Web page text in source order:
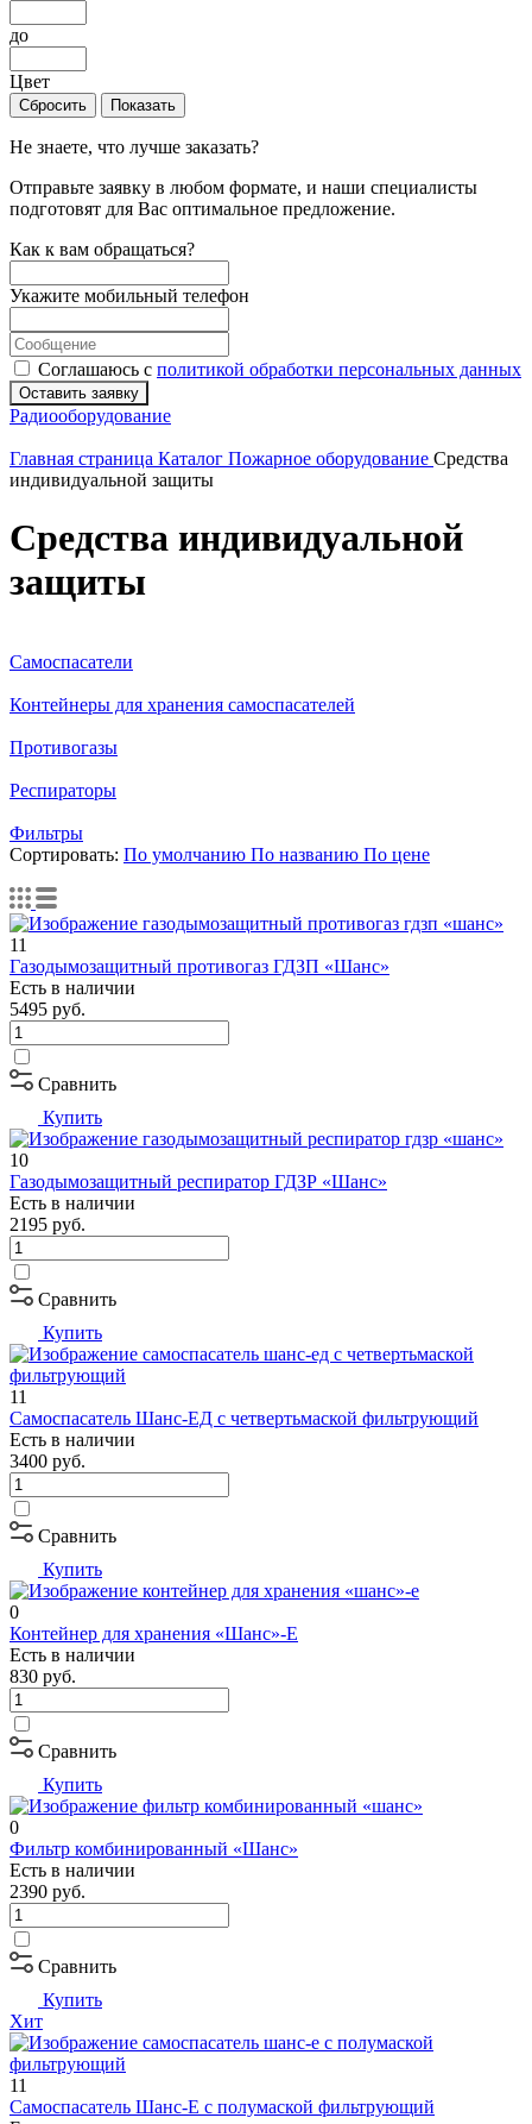
до
Цвет
Сбросить Показать
Не знаете, что лучше заказать?
Отправьте заявку в любом формате, и наши специалисты
подготовят для Вас оптимальное предложение.
Как к вам обращаться?
Укажите мобильный телефон
Соглашаюсь с политикой обработки персональных данных
Оставить заявку
Радиооборудование
Главная страница Каталог Пожарное оборудование Средства
индивидуальной защиты
Средства индивидуальной
защиты
Самоспасатели
Контейнеры для хранения самоспасателей
Противогазы
Респираторы
Фильтры
Сортировать: По умолчанию По названию По цене
11
Газодымозащитный противогаз ГДЗП «Шанс»
Есть в наличии
5495 руб.
Сравнить
Купить
10
Газодымозащитный респиратор ГДЗР «Шанс»
Есть в наличии
2195 руб.
Сравнить
Купить
11
Самоспасатель Шанс-ЕД с четвертьмаской фильтрующий
Есть в наличии
3400 руб.
Сравнить
Купить
0
Контейнер для хранения «Шанс»-Е
Есть в наличии
830 руб.
Сравнить
Купить
0
Фильтр комбинированный «Шанс»
Есть в наличии
2390 руб.
Сравнить
Купить
Хит
11
Самоспасатель Шанс-Е с полумаской фильтрующий